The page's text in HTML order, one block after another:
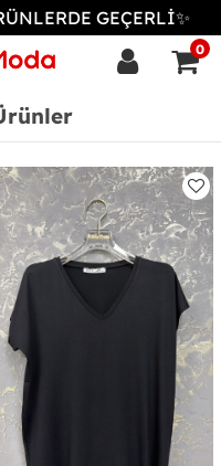
GEÇERLİ✨
0